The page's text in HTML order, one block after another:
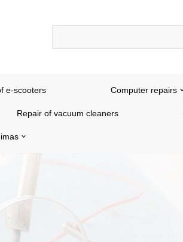
e-scooters Computer repairs
Repair of vacuum cleaners